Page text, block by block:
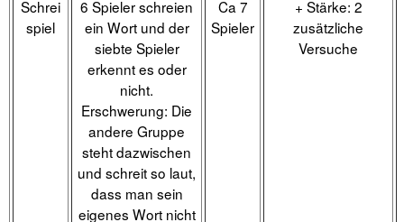
Schrei
spiel
6 Spieler schreien
ein Wort und der
siebte Spieler
erkennt es oder
nicht.
Erschwerung: Die
andere Gruppe
steht dazwischen
und schreit so laut,
dass man sein
eigenes Wort nicht
Ca 7
Spieler
+ Stärke: 2
zusätzliche
Versuche